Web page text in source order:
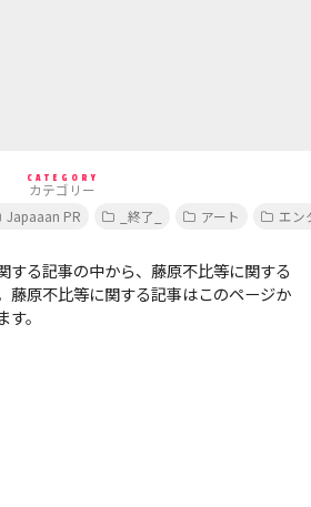
CATEGORY
カテゴリー
Japaaan PR _終了_ アート エン
する記事の中から、藤原不比等に関する
藤原不比等に関する記事はこのページか
。